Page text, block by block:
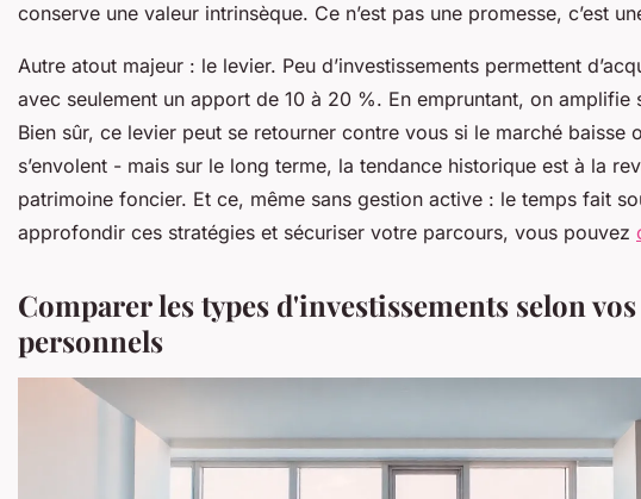
conserve une valeur intrinsèque. Ce n’est pas une promesse, c’est
Autre atout majeur : le levier. Peu d’investissements permettent
avec seulement un apport de 10 à 20 %. En empruntant, on amplifie
Bien sûr, ce levier peut se retourner contre vous si le marché baisse
s’envolent - mais sur le long terme, la tendance historique est à la
patrimoine foncier. Et ce, même sans gestion active : le temps fait
approfondir ces stratégies et sécuriser votre parcours, vous pouvez
Comparer les types d'investissements selon
personnels